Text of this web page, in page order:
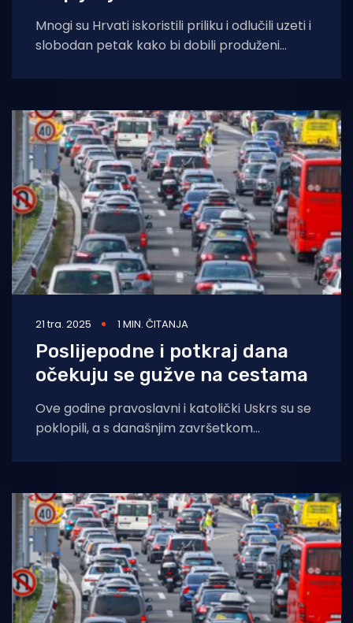
Mnogi su Hrvati iskoristili priliku i odlučili uzeti i
slobodan petak kako bi dobili produženi
21 tra. 2025 1 MIN. ČITANJA
Poslijepodne i potkraj dana
očekuju se gužve na cestama
Ove godine pravoslavni i katolički Uskrs su se
poklopili, a s današnjim završetkom
mnogobrojnih građana